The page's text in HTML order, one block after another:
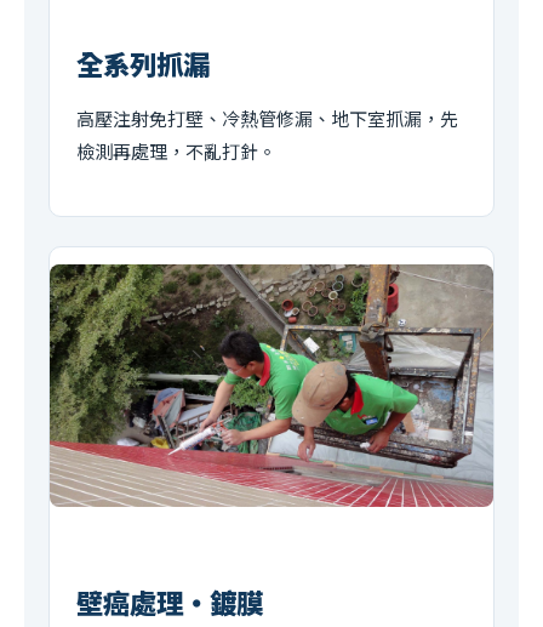
全系列抓漏
高壓注射免打壁、冷熱管修漏、地下室抓漏，先
檢測再處理，不亂打針。
壁癌處理・鍍膜